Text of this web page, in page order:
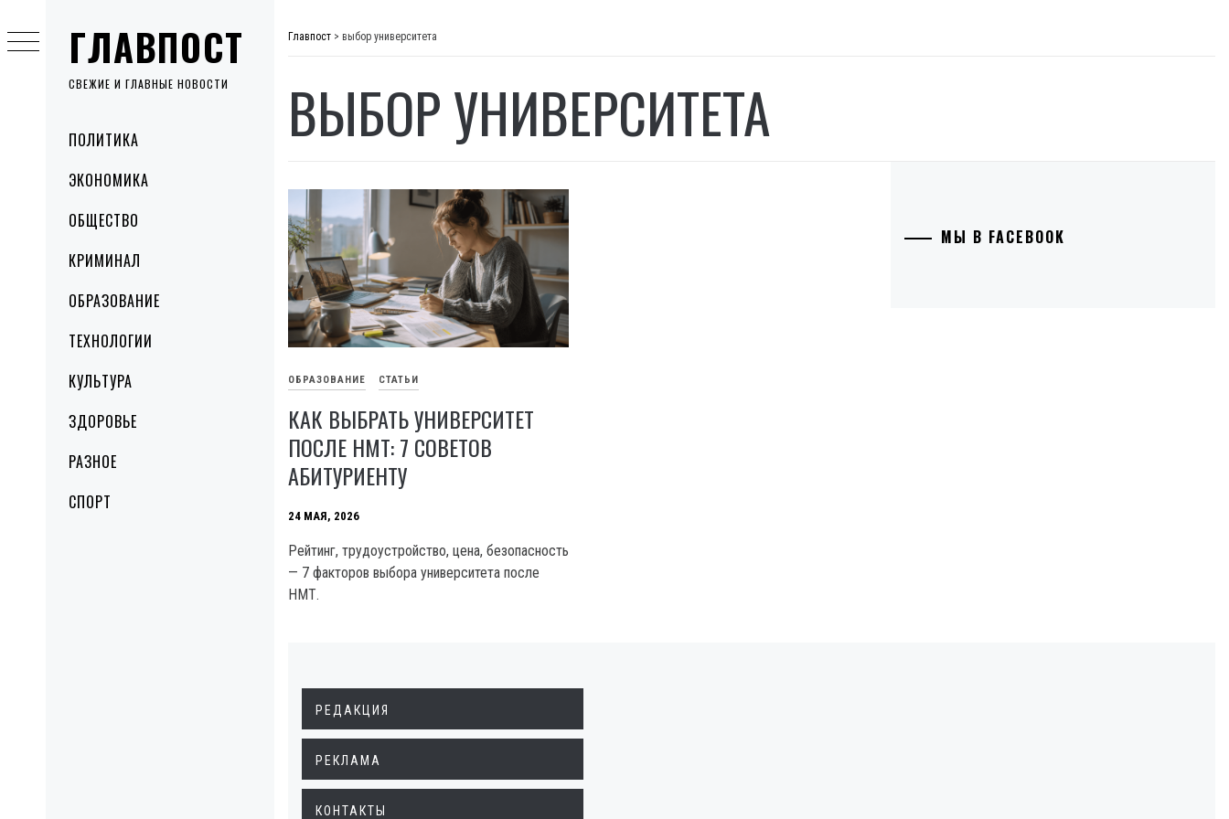
ГЛАВПОСТ
СВЕЖИЕ И ГЛАВНЫЕ НОВОСТИ
MenuПОЛИТИКА
ЭКОНОМИКА
ОБЩЕСТВО
КРИМИНАЛ
ОБРАЗОВАНИЕ
ТЕХНОЛОГИИ
КУЛЬТУРА
ЗДОРОВЬЕ
РАЗНОЕ
СПОРТ
to
content
Главпост > выбор университета
ВЫБОР УНИВЕРСИТЕТА
ОБРАЗОВАНИЕ СТАТЬИ
КАК ВЫБРАТЬ УНИВЕРСИТЕТ
ПОСЛЕ НМТ: 7 СОВЕТОВ
АБИТУРИЕНТУ
24 МАЯ, 2026
Рейтинг, трудоустройство, цена, безопасность
— 7 факторов выбора университета после
НМТ.
МЫ В FACEBOOK
РЕДАКЦИЯ
РЕКЛАМА
КОНТАКТЫ